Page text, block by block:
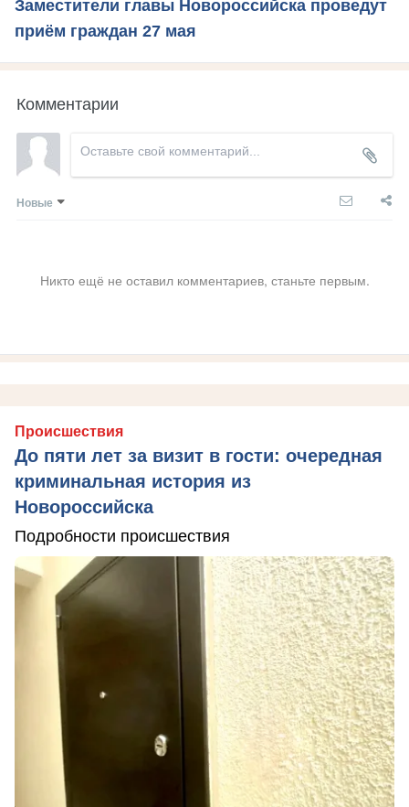
Заместители главы Новороссийска проведут
приём граждан 27 мая
Комментарии
Новые
Никто ещё не оставил комментариев, станьте первым.
Происшествия
До пяти лет за визит в гости: очередная
криминальная история из
Новороссийска
Подробности происшествия